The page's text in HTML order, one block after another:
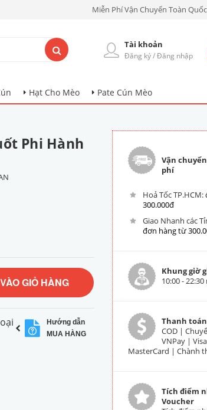
Miễn Phí Vận Chuyển Toàn
Tài khoản
Đăng ký/Đăng nhập
Hạt Cho Mèo Pate Cún Mèo
Phi Hành
GIỎ HÀNG
Hướng dẫn
MUA HÀNG
Vận
phí
Hoả Tốc TP.HCM:
300.000đ
Giao Nhanh các
đơn hàng từ
Khung giờ
10:00 -
Thanh
COD |
VNPay |
MasterCard | Chành
Tích điểm
Voucher